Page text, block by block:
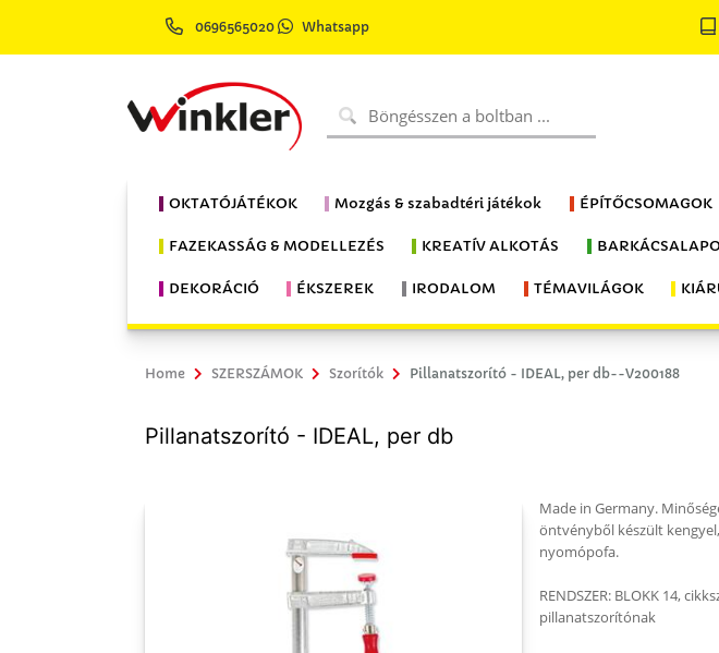
0696565020 Whatsapp
OKTATÓJÁTÉKOK Mozgás & szabadtéri játékok ÉPÍTŐCSOMAGOK
FAZEKASSÁG & MODELLEZÉS KREATÍV ALKOTÁS
DEKORÁCIÓ ÉKSZEREK IRODALOM TÉMAVILÁGOK
Home SZERSZÁMOK Szorítók Pillanatszorító - IDEAL, per db--V200188
Pillanatszorító - IDEAL, per db
Made in Germany.
öntvényből készült
nyomópofa.
RENDSZER: BLOKK 14,
pillanatszorítónak